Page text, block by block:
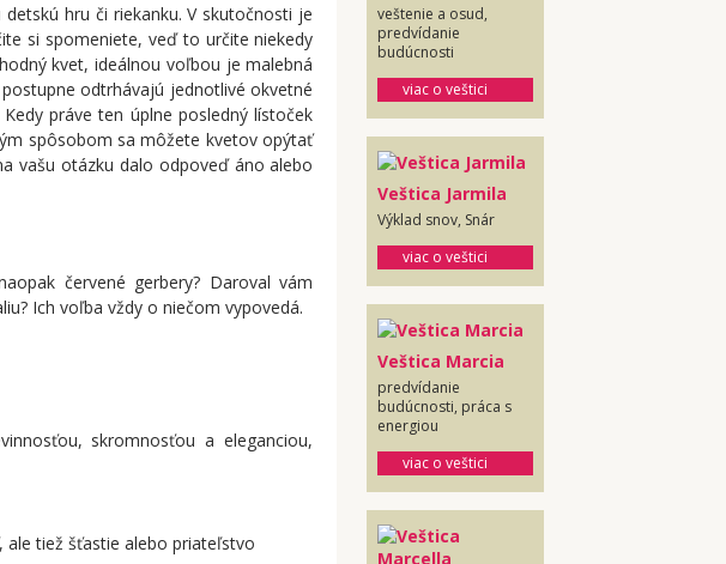
hru či riekanku. V skutočnosti je
si spomeniete, veď to určite niekedy
kvet, ideálnou voľbou je malebná
odtrhávajú jednotlivé okvetné
práve ten úplne posledný lístoček
spôsobom sa môžete kvetov opýtať
vašu otázku dalo odpoveď áno alebo
červené gerbery? Daroval vám
Ich voľba vždy o niečom vypovedá.
skromnosťou a eleganciou,
ale tiež šťastie alebo priateľstvo
veštenie a osud,
predvídanie
budúcnosti
viac o veštici
Veštica Jarmila
Výklad snov, Snár
viac o veštici
Veštica Marcia
predvídanie
budúcnosti, práca s
energiou
viac o veštici